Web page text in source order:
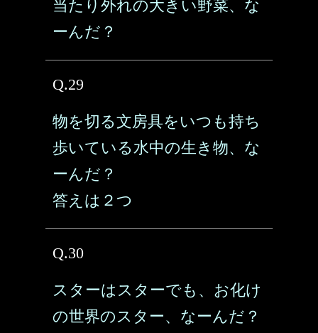
当たり外れの大きい野菜、な
ーんだ？
Q.29
物を切る文房具をいつも持ち
歩いている水中の生き物、な
ーんだ？
答えは２つ
Q.30
スターはスターでも、お化け
の世界のスター、なーんだ？